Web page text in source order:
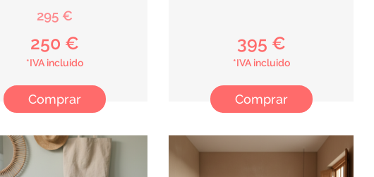
295 €
250 €
*IVA incluido
Comprar
395 €
*IVA incluido
Comprar